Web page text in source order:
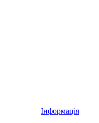
Інформація